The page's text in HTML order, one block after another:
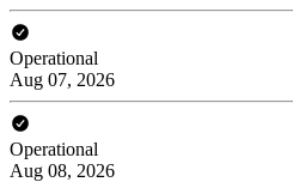
Operational
Aug 07, 2026
Operational
Aug 08, 2026